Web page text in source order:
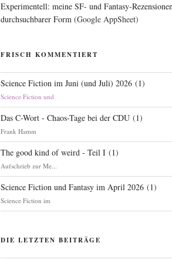
Experimentell: meine SF- und Fantasy-
durchsuchbarer Form (Google AppSheet)
FRISCH KOMMENTIERT
Science Fiction im Juni (und Juli) 2026 (1)
Science Fiction und
Das C-Wort - Chaos-Tage bei der CDU (1)
Frank Hamm
The good kind of weird - Teil I (1)
Aufschrieb zur Me...
Science Fiction und Fantasy im April 2026 (1)
Science Fiction im
DIE LETZTEN BEITRÄGE